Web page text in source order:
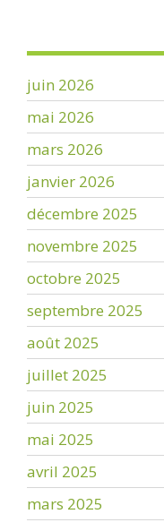
juin 2026
mai 2026
mars 2026
janvier 2026
décembre 2025
novembre 2025
octobre 2025
septembre 2025
août 2025
juillet 2025
juin 2025
mai 2025
avril 2025
mars 2025